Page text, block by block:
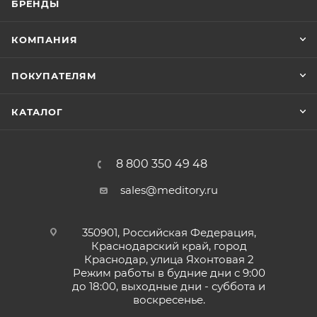
лучших эстетически значимых результатов и
A2 - универсальный оттенок для фиксации
Translucent - полупрозрачный оттенок для
высвобождение фторидов,
отсутствие вкуса и запаха,
рентгеноконтрастность,
самопротравливающее действие,
двойное отверждение,
самоадгезивные свойства,
БРЕНДЫ
КОМПАНИЯ
ПОКУПАТЕЛЯМ
КАТАЛОГ
8 800 350 49 48
sales@meditory.ru
350901, Российская Федерация,
Краснодарский край, город
Краснодар, улица Яхонтовая 2
Режим работы в будние дни с 9:00
до 18:00, выходные дни - суббота и
воскресенье.